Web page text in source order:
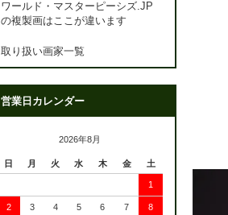
ワールド・マスターピーシズ.JP
の複製画はここが違います
取り扱い画家一覧
営業日カレンダー
2026年8月
日 月 火 水 木 金 土
1
2 3 4 5 6 7 8